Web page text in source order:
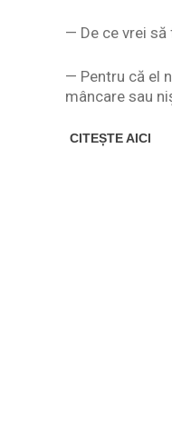
— De ce vrei
— Pentru că el
mâncare sau